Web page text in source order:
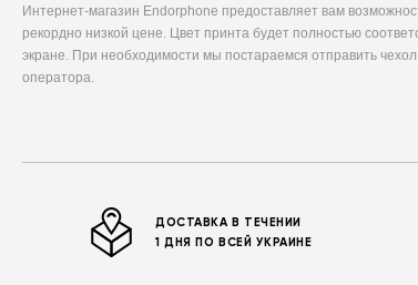
Интернет-магазин Endorphone предоставляет вам
рекордно низкой цене. Цвет принта будет полностью
экране. При необходимости мы постараемся отправить
оператора.
ДОСТАВКА В ТЕЧЕНИИ
1 ДНЯ ПО ВСЕЙ УКРАИНЕ